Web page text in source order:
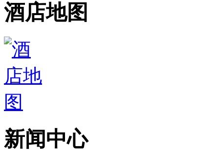
酒店地图
新闻中心